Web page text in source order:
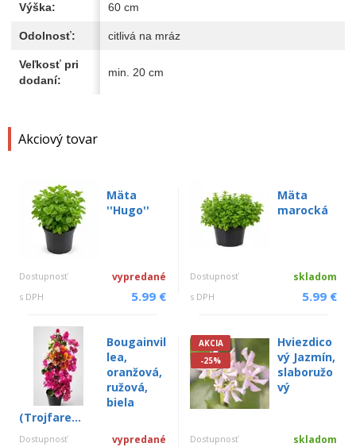
Akciový tovar
Mäta
''Hugo''
Dostupnosť vypredané
s DPH 5.99 €
Mäta
marocká
Dostupnosť skladom
s DPH 5.99 €
Bougainvil
lea,
oranžová,
ružová,
biela
(Trojfare...
Dostupnosť vypredané
AKCIA
-25%
Hviezdico
vý Jazmín,
slaboružo
vý
Dostupnosť skladom
Výška: 60 cm
Odolnosť: citlivá na mráz
Veľkosť pri
dodaní:
min. 20 cm